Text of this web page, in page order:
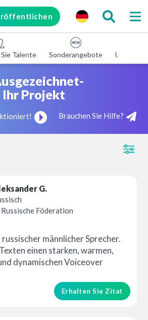
Talente Sonderangebote
Ihr Projekt
Brauchen Sie Hilfe?
G.
Russische Föderation
männlicher Sprecher.
einen starken, warmen,
dynamischen Voiceover
Erhalten Sie Zitat